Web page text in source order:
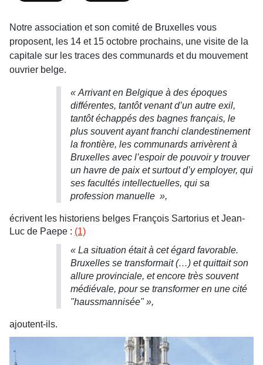
Notre association et son comité de Bruxelles vous
proposent, les 14 et 15 octobre prochains, une visite de la
capitale sur les traces des communards et du mouvement
ouvrier belge.
« Arrivant en Belgique à des époques
différentes, tantôt venant d’un autre exil,
tantôt échappés des bagnes français, le
plus souvent ayant franchi clandestinement
la frontière, les communards arrivèrent à
Bruxelles avec l’espoir de pouvoir y trouver
un havre de paix et surtout d’y employer, qui
ses facultés intellectuelles, qui sa
profession manuelle »,
écrivent les historiens belges François Sartorius et Jean-
Luc de Paepe : (1)
« La situation était à cet égard favorable.
Bruxelles se transformait (…) et quittait son
allure provinciale, et encore très souvent
médiévale, pour se transformer en une cité
"haussmannisée" »,
ajoutent-ils.